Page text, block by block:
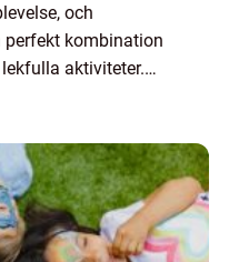
och
perfekt kombination
aktiviteter.